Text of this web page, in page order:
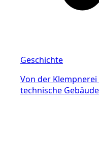
Geschichte
Von der
technische